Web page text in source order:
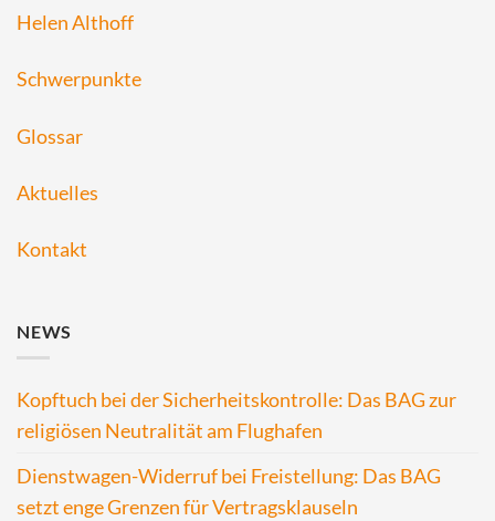
Helen Althoff
Schwerpunkte
Glossar
Aktuelles
Kontakt
NEWS
Kopftuch bei der Sicherheitskontrolle: Das BAG zur
religiösen Neutralität am Flughafen
Dienstwagen-Widerruf bei Freistellung: Das BAG
setzt enge Grenzen für Vertragsklauseln